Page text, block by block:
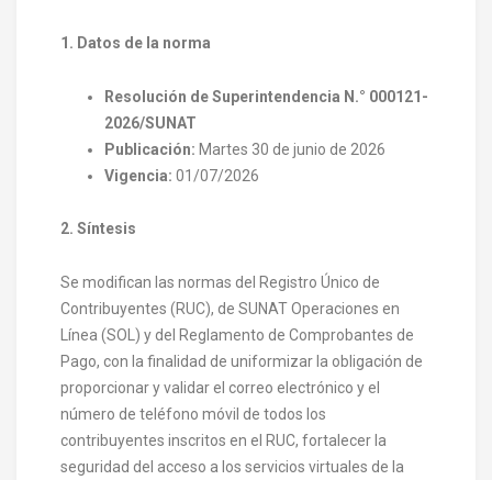
1. Datos de la norma
Resolución de Superintendencia N.° 000121-
2026/SUNAT
Publicación: Martes 30 de junio de 2026
Vigencia: 01/07/2026
2. Síntesis
Se modifican las normas del Registro Único de
Contribuyentes (RUC), de SUNAT Operaciones en
Línea (SOL) y del Reglamento de Comprobantes de
Pago, con la finalidad de uniformizar la obligación de
proporcionar y validar el correo electrónico y el
número de teléfono móvil de todos los
contribuyentes inscritos en el RUC, fortalecer la
seguridad del acceso a los servicios virtuales de la